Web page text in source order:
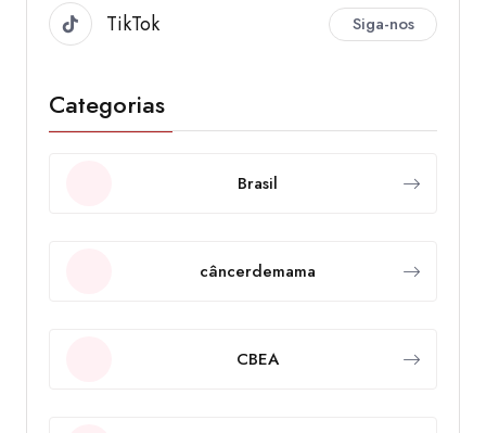
TikTok Siga-nos
Categorias
Brasil
câncerdemama
CBEA